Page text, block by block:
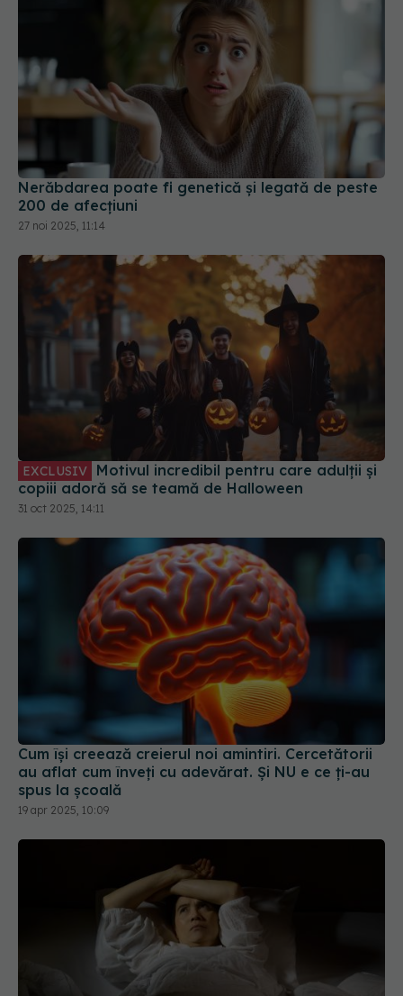
Nerăbdarea poate fi genetică și legată de peste
200 de afecțiuni
27 noi 2025, 11:14
EXCLUSIV
copiii adoră să se teamă de Halloween
31 oct 2025, 14:11
Cum își creează creierul noi amintiri. Cercetătorii
au aflat cum înveți cu adevărat. Și NU e ce ți-au
spus la școală
19 apr 2025, 10:09